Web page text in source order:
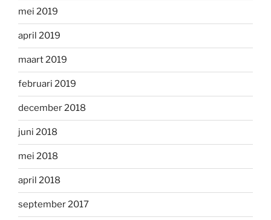
mei 2019
april 2019
maart 2019
februari 2019
december 2018
juni 2018
mei 2018
april 2018
september 2017